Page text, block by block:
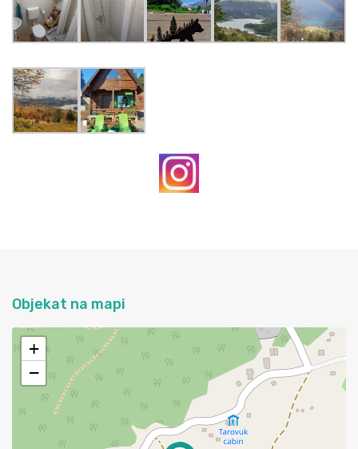
Objekat na mapi
+
−